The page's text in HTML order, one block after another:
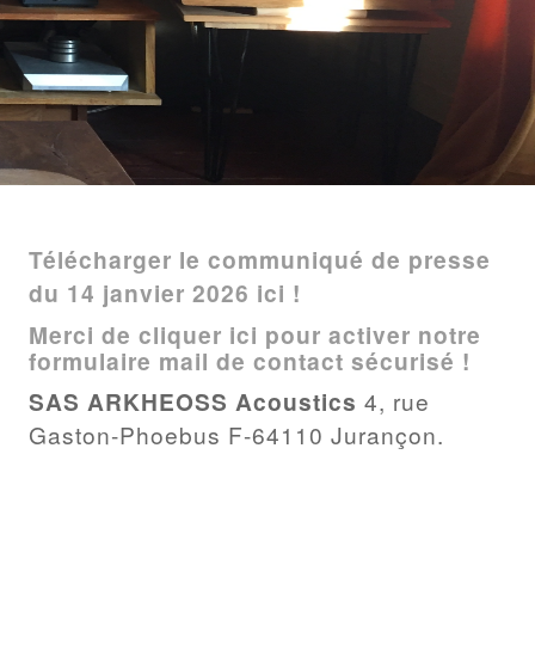
Télécharger le communiqué de presse
du 14 janvier 2026 ici !
Merci de cliquer ici pour activer notre
formulaire mail de contact sécurisé !
SAS ARKHEOSS Acoustics 4, rue
Gaston-Phoebus F-64110 Jurançon.